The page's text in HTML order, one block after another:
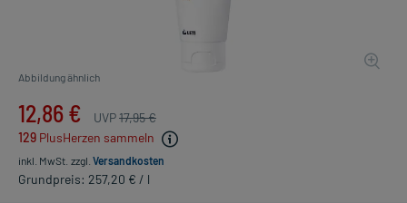
Abbildung ähnlich
12,86 € UVP17,95 €
129 PlusHerzen sammeln
inkl. MwSt. zzgl. Versandkosten
Grundpreis: 257,20 € / l